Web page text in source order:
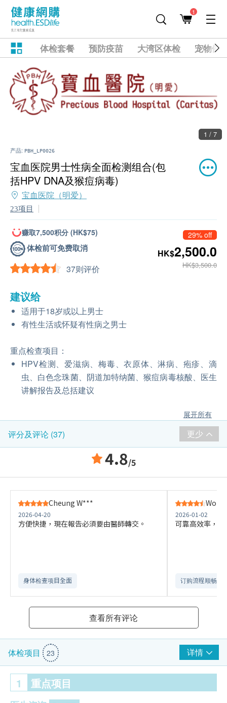
1
体检套餐 预防疫苗 大湾区体检 宠物健
1 / 7
产品: PBH_LP0026
宝血医院男士性病全面检测组合(包
括HPV DNA及猴痘病毒)
宝血医院（明爱）
23项目
赚取7,500积分 (HK$75)
体检前可免费取消
37则评价
29% off
HK$2,500.0
HK$3,500.0
建议给
适用于18岁或以上男士
有性生活或怀疑有性病之男士
重点检查项目：
HPV检测、爱滋病、梅毒、衣原体、淋病、疱疹、滴
虫、白色念珠菌、阴道加特纳菌、猴痘病毒核酸、医生
讲解报告及总括建议
展开所有
评分及评论 (37) 更少
4.8/5
Cheung W***
2026-04-20
方便快捷，現在報告必須要由醫師轉交。
身体检查项目全面
2026-01-02
可靠高效率，
订购流程顺畅
查看所有评论
体检项目 23 详情
1 重点项目